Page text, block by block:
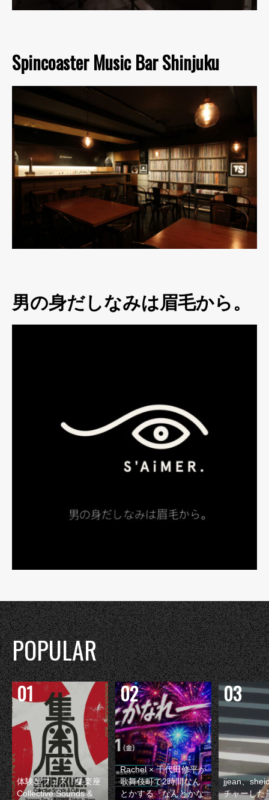
Spincoaster Music Bar Shinjuku
男の身だしなみは眉毛から。
POPULAR
体験型フェス『集楽座
Collective Sounds &
Rachel × 千代田修平が
歌舞伎町で2時間なん
とかする『なんとかな
jjean、
チャーした